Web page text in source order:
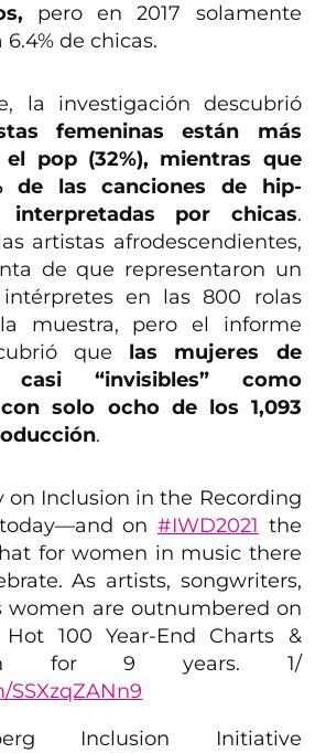
pero en 2017 solamente
de chicas.
la investigación descubrió
femeninas están más
pop (32%), mientras que
de las canciones de hip-
interpretadas por chicas.
artistas afrodescendientes,
de que representaron un
en las 800 rolas
muestra, pero el informe
que las mujeres de
“invisibles” como
solo ocho de los 1,093
.
on Inclusion in the Recording
on #IWD2021 the
for women in music there
As artists, songwriters,
women are outnumbered on
100 Year-End Charts &
for 9 years. 1/
Inclusion Initiative